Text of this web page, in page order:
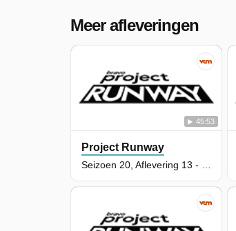
Meer afleveringen
45:53
Project Runway